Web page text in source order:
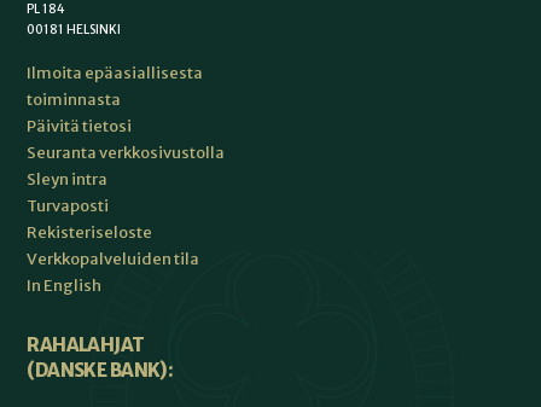
PL 184
00181 HELSINKI
Ilmoita epäasiallisesta
toiminnasta
Päivitä tietosi
Seuranta verkkosivustolla
Sleyn intra
Turvaposti
Rekisteriseloste
Verkkopalveluiden tila
In English
RAHALAHJAT
(DANSKE BANK):